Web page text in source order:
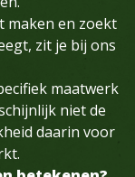
maken en zoekt
zit je bij ons
maatwerk
niet de
daarin voor